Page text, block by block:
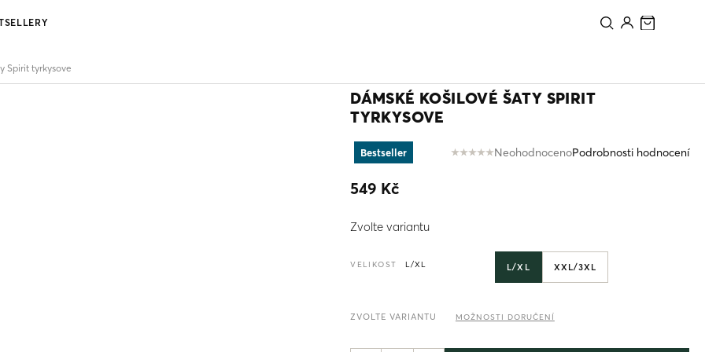
Spirit tyrkysove
DÁMSKÉ KOŠILOVÉ ŠATY SPIRIT
TYRKYSOVE
Bestseller
PrůměrnéNeohodnocenoPodrobnosti hodnocení
549 Kč
cena:
Zvolte variantu
VELIKOST L/XL L/XL XXL/3XL
ZVOLTE VARIANTU MOŽNOSTI DORUČENÍ